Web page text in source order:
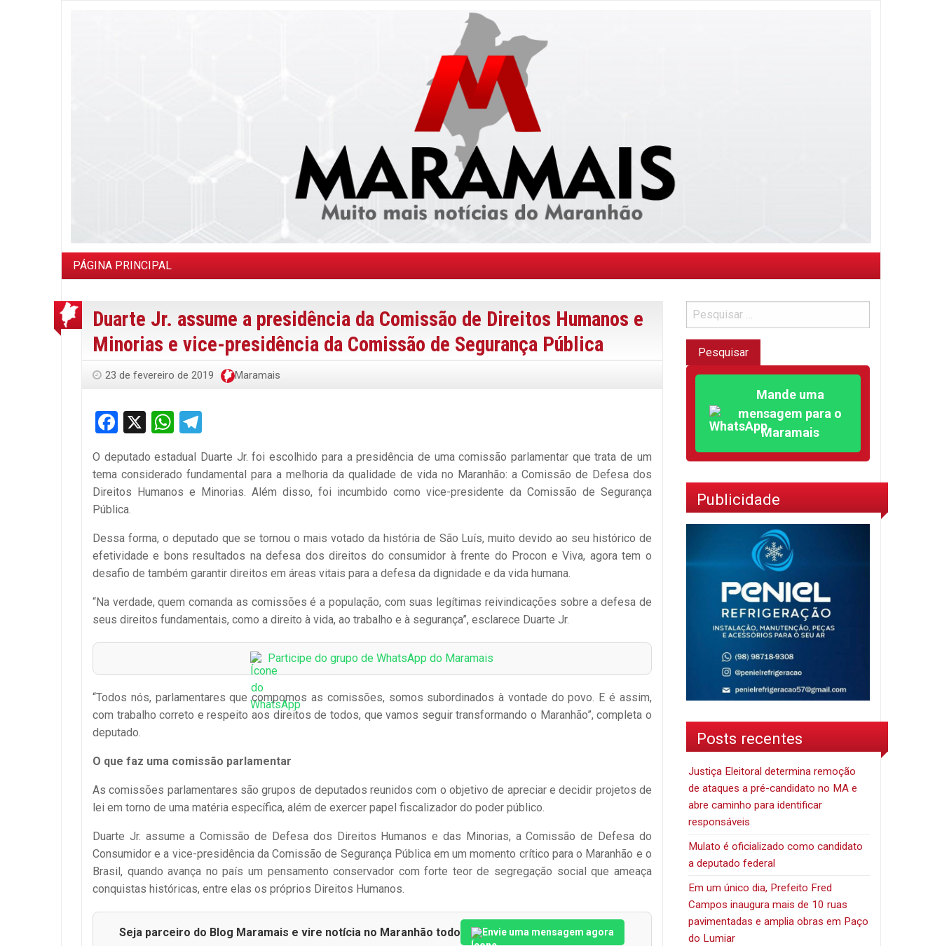
PÁGINA PRINCIPAL
Duarte Jr. assume a presidência da Comissão de Direitos Humanos e
Minorias e vice-presidência da Comissão de Segurança Pública
23 de fevereiro de 2019 Maramais
Facebook
X WhatsApp
O deputado estadual Duarte Jr. foi escolhido para a presidência de uma comissão parlamentar que trata de um
tema considerado fundamental para a melhoria da qualidade de vida no Maranhão: a Comissão de Defesa dos
Direitos Humanos e Minorias. Além disso, foi incumbido como vice-presidente da Comissão de Segurança
Pública.
Dessa forma, o deputado que se tornou o mais votado da história de São Luís, muito devido ao seu histórico de
efetividade e bons resultados na defesa dos direitos do consumidor à frente do Procon e Viva, agora tem o
desafio de também garantir direitos em áreas vitais para a defesa da dignidade e da vida humana.
“Na verdade, quem comanda as comissões é a população, com suas legítimas reivindicações sobre a defesa de
seus direitos fundamentais, como a direito à vida, ao trabalho e à segurança”, esclarece Duarte Jr.
Participe do grupo de WhatsApp do Maramais
“Todos nós, parlamentares que compomos as comissões, somos subordinados à vontade do povo. E é assim,
com trabalho correto e respeito aos direitos de todos, que vamos seguir transformando o Maranhão”, completa o
deputado.
O que faz uma comissão parlamentar
As comissões parlamentares são grupos de deputados reunidos com o objetivo de apreciar e decidir projetos de
lei em torno de uma matéria específica, além de exercer papel fiscalizador do poder público.
Duarte Jr. assume a Comissão de Defesa dos Direitos Humanos e das Minorias, a Comissão de Defesa do
Consumidor e a vice-presidência da Comissão de Segurança Pública em um momento crítico para o Maranhão e o
Brasil, quando avança no país um pensamento conservador com forte teor de segregação social que ameaça
conquistas históricas, entre elas os próprios Direitos Humanos.
Seja parceiro do Blog Maramais e vire notícia no Maranhão todo Envie uma mensagem agora
Mande uma
mensagem para o
Maramais
Publicidade
Posts recentes
Justiça Eleitoral determina remoção
de ataques a pré-candidato no MA e
abre caminho para identificar
responsáveis
Mulato é oficializado como candidato
a deputado federal
Em um único dia, Prefeito Fred
Campos inaugura mais de 10 ruas
pavimentadas e amplia obras em Paço
do Lumiar